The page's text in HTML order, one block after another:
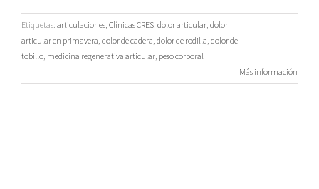
Etiquetas: articulaciones, Clínicas CRES, dolor articular, dolor
articular en primavera, dolor de cadera, dolor de rodilla, dolor de
tobillo, medicina regenerativa articular, peso corporal
Más información